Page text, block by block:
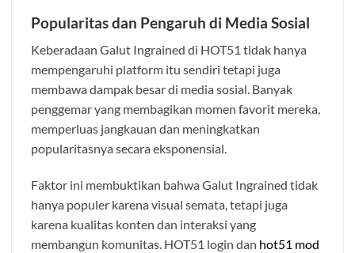
Popularitas dan Pengaruh di Media Sosial
Keberadaan Galut Ingrained di HOT51 tidak hanya
mempengaruhi platform itu sendiri tetapi juga
membawa dampak besar di media sosial. Banyak
penggemar yang membagikan momen favorit mereka,
memperluas jangkauan dan meningkatkan
popularitasnya secara eksponensial.
Faktor ini membuktikan bahwa Galut Ingrained tidak
hanya populer karena visual semata, tetapi juga
karena kualitas konten dan interaksi yang
membangun komunitas. HOT51 login dan hot51 mod